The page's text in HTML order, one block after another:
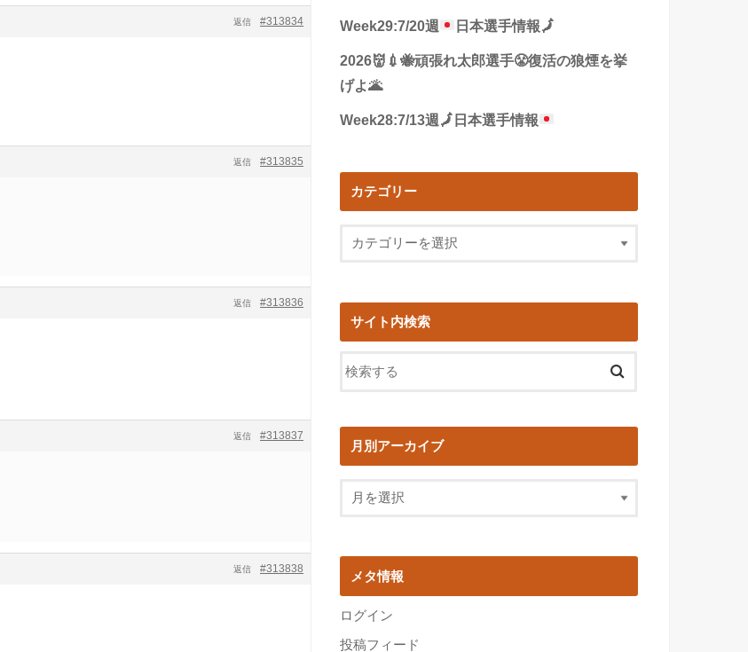
#313834
返信
#313835
返信
#313836
返信
#313837
返信
#313838
返信
Week29:7/20週 日本選手情報🗾
2026👹💉🐝頑張れ太郎選手😤復活の狼煙を挙
げよ🌋
Week28:7/13週 🗾 日本選手情報
カテゴリー
サイト内検索
月別アーカイブ
メタ情報
ログイン
投稿フィード